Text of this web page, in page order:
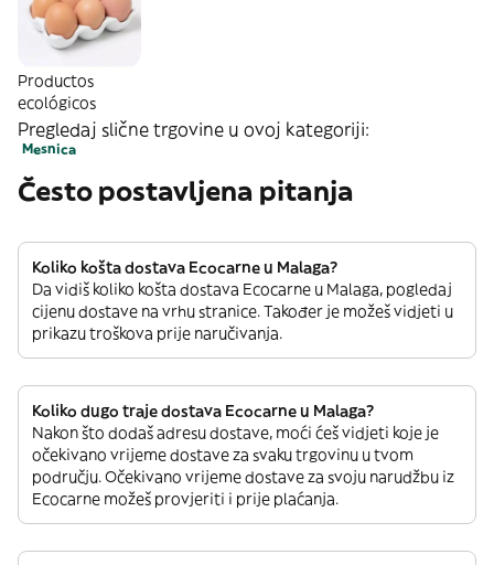
Productos
ecológicos
Pregledaj slične trgovine u ovoj kategoriji:
Mesnica
Često postavljena pitanja
Koliko košta dostava Ecocarne u Malaga?
Da vidiš koliko košta dostava Ecocarne u Malaga, pogledaj
cijenu dostave na vrhu stranice. Također je možeš vidjeti u
prikazu troškova prije naručivanja.
Koliko dugo traje dostava Ecocarne u Malaga?
Nakon što dodaš adresu dostave, moći ćeš vidjeti koje je
očekivano vrijeme dostave za svaku trgovinu u tvom
području. Očekivano vrijeme dostave za svoju narudžbu iz
Ecocarne možeš provjeriti i prije plaćanja.